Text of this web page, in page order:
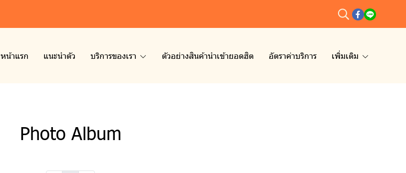
หน้าแรก แนะนำตัว บริการของเรา ตัวอย่างสินค้านำเข้ายอดฮิต อัตราค่าบริการ เพิ่มเติม
Photo Album